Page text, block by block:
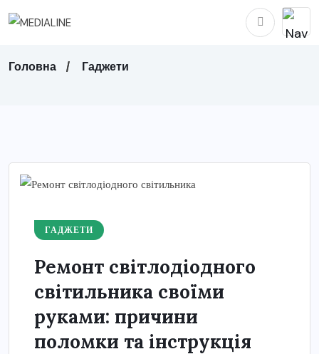
Головна Гаджети
ГАДЖЕТИ
Ремонт світлодіодного
світильника своїми
руками: причини
поломки та інструкція